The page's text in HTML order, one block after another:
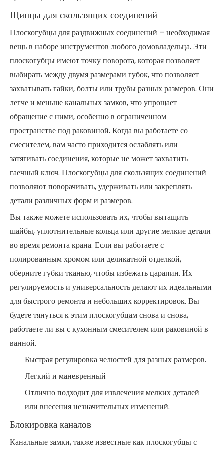
Щипцы для скользящих соединений
Плоскогубцы для раздвижных соединений – необходимая
вещь в наборе инструментов любого домовладельца. Эти
плоскогубцы имеют точку поворота, которая позволяет
выбирать между двумя размерами губок, что позволяет
захватывать гайки, болты или трубы разных размеров. Они
легче и меньше канальных замков, что упрощает
обращение с ними, особенно в ограниченном
пространстве под раковиной. Когда вы работаете со
смесителем, вам часто приходится ослаблять или
затягивать соединения, которые не может захватить
гаечный ключ. Плоскогубцы для скользящих соединений
позволяют поворачивать, удерживать или закреплять
детали различных форм и размеров.
Вы также можете использовать их, чтобы вытащить
шайбы, уплотнительные кольца или другие мелкие детали
во время ремонта крана. Если вы работаете с
полированным хромом или деликатной отделкой,
оберните губки тканью, чтобы избежать царапин. Их
регулируемость и универсальность делают их идеальными
для быстрого ремонта и небольших корректировок. Вы
будете тянуться к этим плоскогубцам снова и снова,
работаете ли вы с кухонным смесителем или раковиной в
ванной.
Быстрая регулировка челюстей для разных размеров.
Легкий и маневренный
Отлично подходит для извлечения мелких деталей
или внесения незначительных изменений.
Блокировка каналов
Канальные замки, также известные как плоскогубцы с